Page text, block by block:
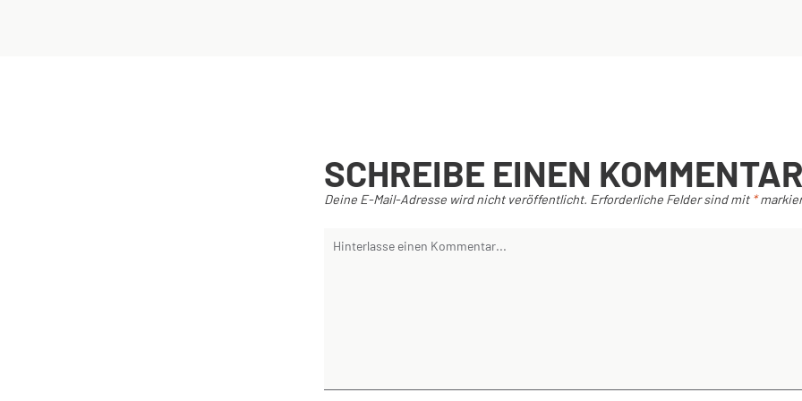
SCHREIBE EINEN
Deine E-Mail-Adresse wird nicht veröffentlicht. Erforderliche Felder sind mit *